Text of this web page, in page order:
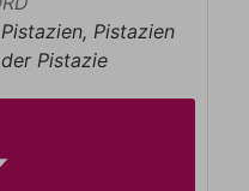
Pistazien
Pistazie